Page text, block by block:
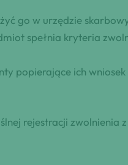
go w urzędzie
spełnia kryteria
popierające ich
rejestracji zwolnienia z